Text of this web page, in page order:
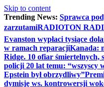
Skip to content
Trending News: Sprawca
zarzutamiRADIOTON
Evanston wypłaci tysiące
w ramach reparacjiKanada:
Ridge. 10 ofiar śmiertelnych,
policji 20 lat temu: “wszyscy
Epstein był obrzydliwy”
dymisję ws. kontrowersji